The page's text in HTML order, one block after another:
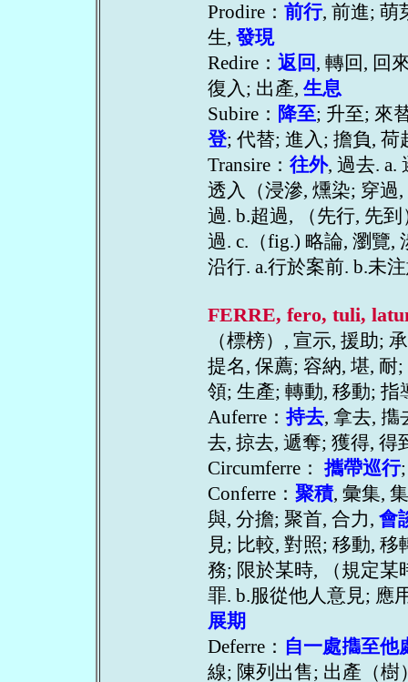
Prodire： 前行, 前進; 萌
生, 發現
Redire： 返回 , 轉回, 回
復入; 出產, 生息
Subire： 降至; 升至; 來
登; 代替; 進入; 擔負, 荷
Transire： 往外, 過去. a.
透入（浸滲, 燻染; 穿過
過. b.超過, （先行, 先
過. c.（fig.) 略論, 瀏覽,
沿行. a.行於案前. b.未
FERRE, fero, tuli,
（標榜）, 宣示, 援助;
提名, 保薦; 容納, 堪, 耐;
領; 生產; 轉動, 移動; 指
Auferre：持去, 拿去, 㩦
去, 掠去, 遞奪; 獲得, 得
Circumferre： 攜帶巡行
Conferre： 聚積, 彙集,
與, 分擔; 聚首, 合力, 會
見; 比較, 對照; 移動, 移
務; 限於某時, （規定某
罪. b.服從他人意見; 應
展期
Deferre： 自一處㩦至他
線; 陳列出售; 出產（樹